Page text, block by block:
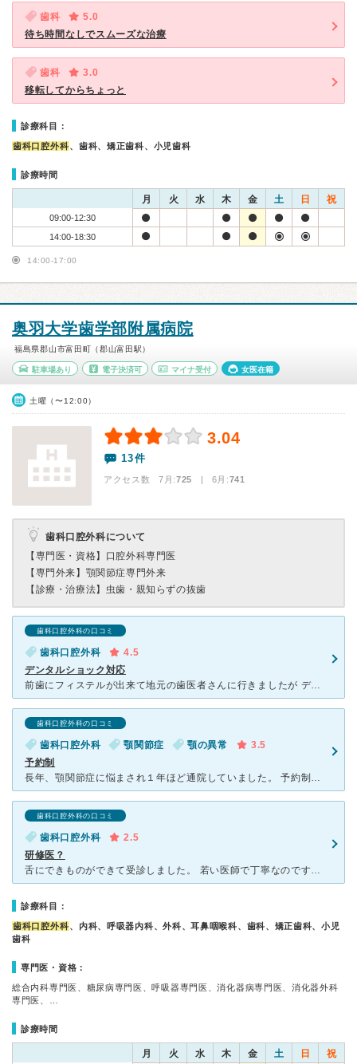
歯科
5.0
待ち時間なしでスムーズな治療
歯科
3.0
移転してからちょっと
診療科目：
歯科口腔外科、歯科、矯正歯科、小児歯科
診療時間
月 火 水 木 金 土 日 祝
09:00-12:30
14:00-18:30
14:00-17:00
奥羽大学歯学部附属病院
福島県郡山市富田町（郡山富田駅）
駐車場あり 電子決済可 マイナ受付 女医在籍
土曜（〜12:00）
3.04
13件
アクセス数 7月:725 | 6月:741
歯科口腔外科について
【専門医・資格】 口腔外科専門医
【専門外来】 顎関節症専門外来
【診療・治療法】 虫歯・親知らずの抜歯
歯科口腔外科の口コミ
歯科口腔外科
4.5
デンタルショック対応
前歯にフィステルが出来て地元の歯医者さんに行きましたが デンタルショックを（急激な血圧低下）を起こして 万が一のためこちらの病院を紹介されました。 デンタルショック対応で静脈内鎮静法を初めてしま
歯科口腔外科の口コミ
歯科口腔外科 顎関節症 顎の異常
3.5
予約制
長年、顎関節症に悩まされ１年ほど通院していました。 予約制の為、待ち時間は少なく比較的スムーズに診察して頂けました。 担当の先生は少し早口で 困る事もありましたが、大きな歯科医院ということで色々と
歯科口腔外科の口コミ
歯科口腔外科
2.5
研修医？
舌にできものができて受診しました。 若い医師で丁寧なのですが、すごく時間がかかりました。 舌を診ては、たぶんパソコンかなにかで調べに行ったのでしょうか。 15分位待たされ、戻ってきてまた舌を
診療科目：
歯科口腔外科、内科、呼吸器内科、外科、耳鼻咽喉科、歯科、矯正歯科、小児
歯科
専門医・資格：
総合内科専門医、糖尿病専門医、呼吸器専門医、消化器病専門医、消化器外科
専門医、…
診療時間
月 火 水 木 金 土 日 祝